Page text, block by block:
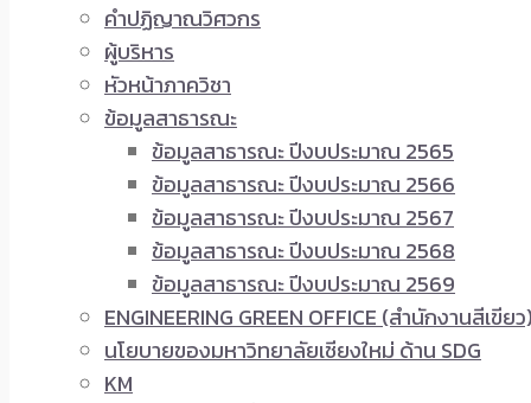
คำปฏิญาณวิศวกร
ผู้บริหาร
หัวหน้าภาควิชา
ข้อมูลสาธารณะ
ข้อมูลสาธารณะ ปีงบประมาณ 2565
ข้อมูลสาธารณะ ปีงบประมาณ 2566
ข้อมูลสาธารณะ ปีงบประมาณ 2567
ข้อมูลสาธารณะ ปีงบประมาณ 2568
ข้อมูลสาธารณะ ปีงบประมาณ 2569
ENGINEERING GREEN OFFICE (สำนักงานสีเขีย
นโยบายของมหาวิทยาลัยเชียงใหม่ ด้าน SDG
KM